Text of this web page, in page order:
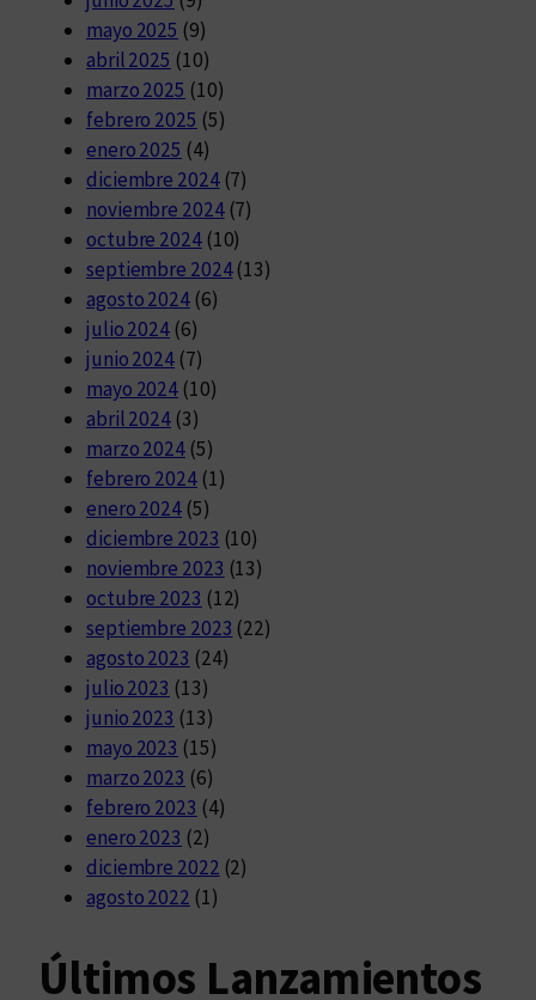
mayo 2025 (9)
abril 2025 (10)
marzo 2025 (10)
febrero 2025 (5)
enero 2025 (4)
diciembre 2024(7)
noviembre 2024(7)
octubre 2024(10)
septiembre 2024(13)
agosto 2024(6)
julio 2024 (6)
junio 2024 (7)
mayo 2024 (10)
abril 2024 (3)
marzo 2024 (5)
febrero 2024(1)
enero 2024 (5)
diciembre 2023 (10)
noviembre 2023 (13)
octubre 2023 (12)
septiembre 2023 (22)
agosto 2023 (24)
julio 2023 (13)
junio 2023 (13)
mayo 2023 (15)
marzo 2023 (6)
febrero 2023 (4)
enero 2023 (2)
diciembre 2022 (2)
agosto 2022 (1)
Últimos Lanzamientos